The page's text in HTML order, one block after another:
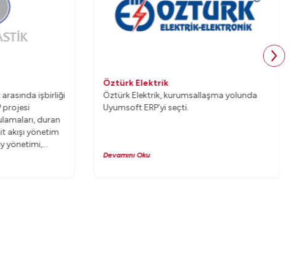
işbirliği
projesi
duran
akışı yönetim
yönetimi,
insan
Öztürk Elektrik
Öztürk Elektrik, kurumsallaşma yolunda
Uyumsoft ERP’yi seçti.
Devamını Oku